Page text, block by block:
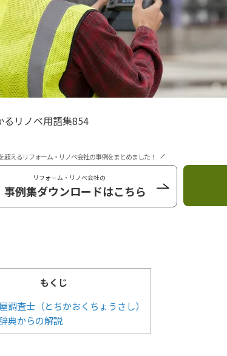
るリノベ用語集854
超えるリフォーム・リノベ会社の事例をまとめました！
リフォーム・リノベ会社の
事例集ダウンロードはこちら
もくじ
調査士（とちかおくちょうさし）
典からの解説